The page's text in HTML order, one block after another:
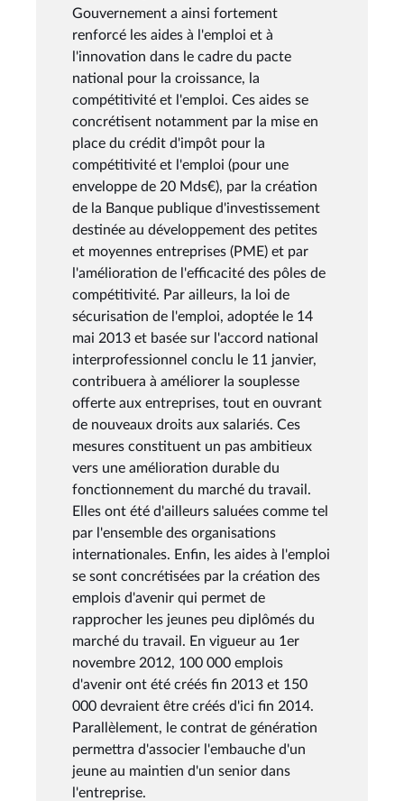
Gouvernement a ainsi fortement
renforcé les aides à l'emploi et à
l'innovation dans le cadre du pacte
national pour la croissance, la
compétitivité et l'emploi. Ces aides se
concrétisent notamment par la mise en
place du crédit d'impôt pour la
compétitivité et l'emploi (pour une
enveloppe de 20 Mds€), par la création
de la Banque publique d'investissement
destinée au développement des petites
et moyennes entreprises (PME) et par
l'amélioration de l'efficacité des pôles de
compétitivité. Par ailleurs, la loi de
sécurisation de l'emploi, adoptée le 14
mai 2013 et basée sur l'accord national
interprofessionnel conclu le 11 janvier,
contribuera à améliorer la souplesse
offerte aux entreprises, tout en ouvrant
de nouveaux droits aux salariés. Ces
mesures constituent un pas ambitieux
vers une amélioration durable du
fonctionnement du marché du travail.
Elles ont été d'ailleurs saluées comme tel
par l'ensemble des organisations
internationales. Enfin, les aides à l'emploi
se sont concrétisées par la création des
emplois d'avenir qui permet de
rapprocher les jeunes peu diplômés du
marché du travail. En vigueur au 1er
novembre 2012, 100 000 emplois
d'avenir ont été créés fin 2013 et 150
000 devraient être créés d'ici fin 2014.
Parallèlement, le contrat de génération
permettra d'associer l'embauche d'un
jeune au maintien d'un senior dans
l'entreprise.